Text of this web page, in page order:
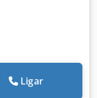
Ligar